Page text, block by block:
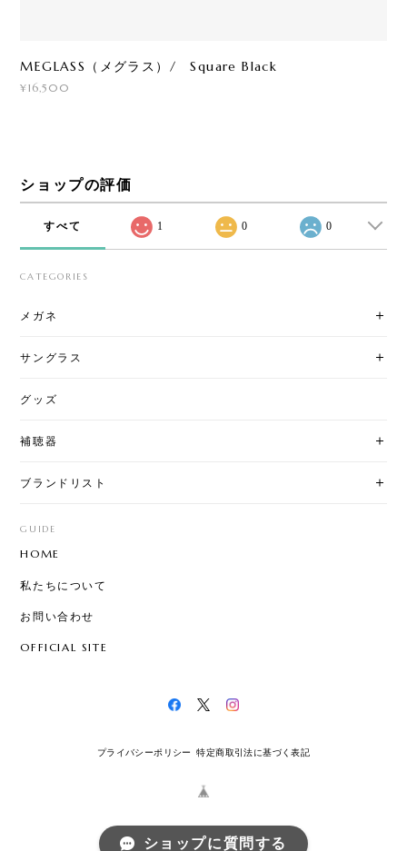
MEGLASS（メグラス）/ Square Black
¥16,500
ショップの評価
すべて 1 0 0
CATEGORIES
メガネ
サングラス
グッズ
補聴器
ブランドリスト
GUIDE
HOME
私たちについて
お問い合わせ
OFFICIAL SITE
プライバシーポリシー 特定商取引法に基づく表記
ショップに質問する